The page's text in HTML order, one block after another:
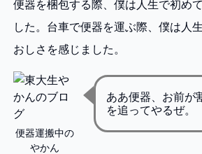
便器を梱包する際、僕は人生で初め
した。台車で便器を運ぶ際、僕は人
おしさを感じました。
便器運搬中の
やかん
ああ便器、お前が
を追ってやるぜ。